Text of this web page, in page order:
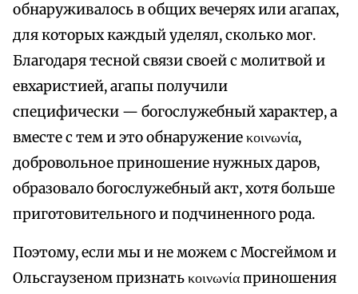
обнаруживалось в общих вечерях или агапах,
для которых каждый уделял, сколько мог.
Благодаря тесной связи своей с молитвой и
евхаристией, агапы получили
специфически — богослужебный характер, а
вместе с тем и это обнаружение κοινωνία,
добровольное приношение нужных даров,
образовало богослужебный акт, хотя больше
приготовительного и подчиненного рода.
Поэтому, если мы и не можем с Мосгеймом и
Ольсгаузеном признать κοινωνία приношения